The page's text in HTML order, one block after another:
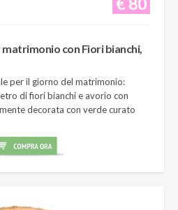
con Fiori bianchi,
per il giorno del matrimonio:
di fiori bianchi e avorio con
decorata con verde curato